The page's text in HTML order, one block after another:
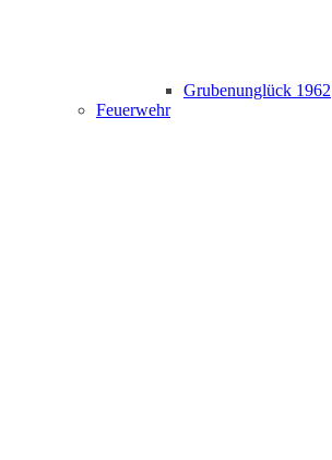
Grubenunglück 1962
Feuerwehr